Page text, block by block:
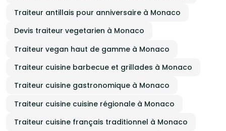
Traiteur antillais pour anniversaire à Monaco
Devis traiteur vegetarien à Monaco
Traiteur vegan haut de gamme à Monaco
Traiteur cuisine barbecue et grillades à Monaco
Traiteur cuisine gastronomique à Monaco
Traiteur cuisine cuisine régionale à Monaco
Traiteur cuisine français traditionnel à Monaco